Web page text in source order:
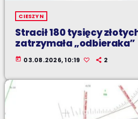
CIESZYN
Stracił 180 tysięcy
zatrzymała „odbieraka”
today 03.08.2026, 10:19 2